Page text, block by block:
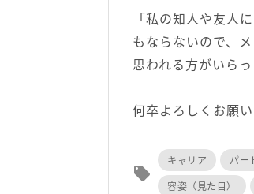
「私の知人や友人
もならないので、
思われる方がいら
何卒よろしくお願い
local_offer
キャリア パー
容姿（見た目）